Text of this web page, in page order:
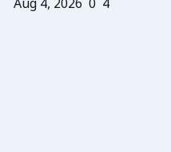
Aug 4, 2026 0 4